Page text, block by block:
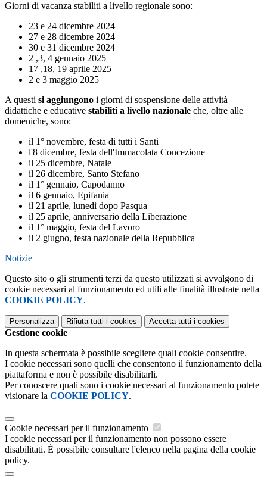
Giorni di vacanza stabiliti a livello regionale sono:
23 e 24 dicembre 2024
27 e 28 dicembre 2024
30 e 31 dicembre 2024
2 ,3, 4 gennaio 2025
17 ,18, 19 aprile 2025
2 e 3 maggio 2025
A questi si aggiungono i giorni di sospensione delle attività
didattiche e educative stabiliti a livello nazionale che, oltre alle
domeniche, sono:
il 1° novembre, festa di tutti i Santi
l'8 dicembre, festa dell'Immacolata Concezione
il 25 dicembre, Natale
il 26 dicembre, Santo Stefano
il 1° gennaio, Capodanno
il 6 gennaio, Epifania
il 21 aprile, lunedì dopo Pasqua
il 25 aprile, anniversario della Liberazione
il 1° maggio, festa del Lavoro
il 2 giugno, festa nazionale della Repubblica
Notizie
Questo sito o gli strumenti terzi da questo utilizzati si avvalgono di
cookie necessari al funzionamento ed utili alle finalità illustrate nella
COOKIE POLICY.
Personalizza Rifiuta tutti i cookies Accetta tutti i cookies
Gestione cookie
In questa schermata è possibile scegliere quali cookie consentire.
I cookie necessari sono quelli che consentono il funzionamento della
piattaforma e non è possibile disabilitarli.
Per conoscere quali sono i cookie necessari al funzionamento potete
visionare la COOKIE POLICY.
Cookie necessari per il funzionamento
I cookie necessari per il funzionamento non possono essere
disabilitati. È possibile consultare l'elenco nella pagina della cookie
policy.